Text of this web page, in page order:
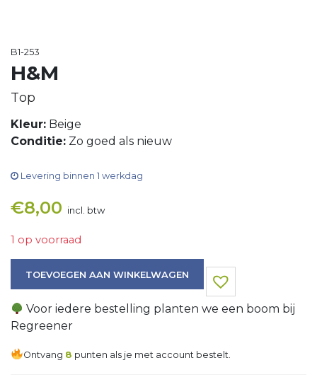
B1-253
H&M
Top
Kleur: Beige
Conditie: Zo goed als nieuw
Levering binnen 1 werkdag
€8,00 incl. btw
1 op voorraad
TOEVOEGEN AAN WINKELWAGEN
Voor iedere bestelling planten we een boom bij
Regreener
Ontvang 8 punten als je met account bestelt.